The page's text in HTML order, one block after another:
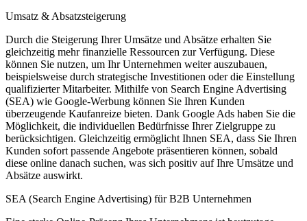
Umsatz & Absatzsteigerung
Durch die Steigerung Ihrer Umsätze und Absätze erhalten Sie
gleichzeitig mehr finanzielle Ressourcen zur Verfügung. Diese
können Sie nutzen, um Ihr Unternehmen weiter auszubauen,
beispielsweise durch strategische Investitionen oder die Einstellung
qualifizierter Mitarbeiter. Mithilfe von Search Engine Advertising
(SEA) wie Google-Werbung können Sie Ihren Kunden
überzeugende Kaufanreize bieten. Dank Google Ads haben Sie die
Möglichkeit, die individuellen Bedürfnisse Ihrer Zielgruppe zu
berücksichtigen. Gleichzeitig ermöglicht Ihnen SEA, dass Sie Ihren
Kunden sofort passende Angebote präsentieren können, sobald
diese online danach suchen, was sich positiv auf Ihre Umsätze und
Absätze auswirkt.
SEA (Search Engine Advertising) für B2B Unternehmen